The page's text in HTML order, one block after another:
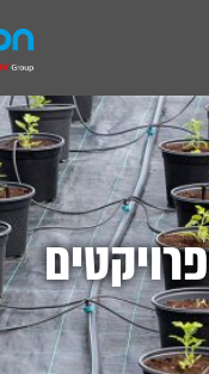
פרויקטים